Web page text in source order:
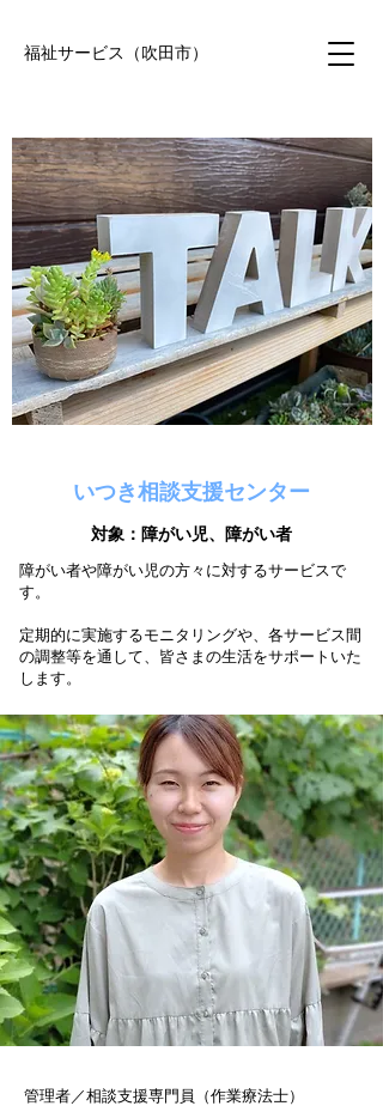
福祉サービス（吹田市）
いつき相談支援センター
対象：障がい児、障がい者
障がい者や障がい児の方々に対するサービスで
す。
定期的に実施するモニタリングや、各サービス間
の調整等を通して、皆さまの生活をサポートいた
します。
管理者／相談支援専門員（作業療法士）